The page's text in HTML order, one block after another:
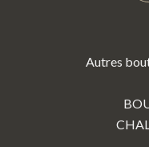
Autres